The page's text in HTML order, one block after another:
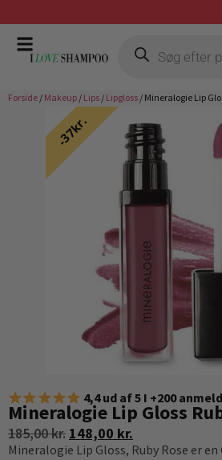
Prismatch mod billigste forhandler
Forside / Makeup / Lips / Lipgloss / Mineralogie Lip
4,4 ud af 5 I +200
Mineralogie Lip Gloss
185,00kr. 148,00 kr.
Mineralogie Lip Gloss, Ruby Rose er
37kr.